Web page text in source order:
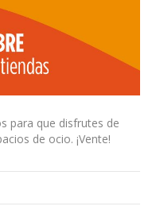
para que disfrutes de
de ocio. ¡Vente!